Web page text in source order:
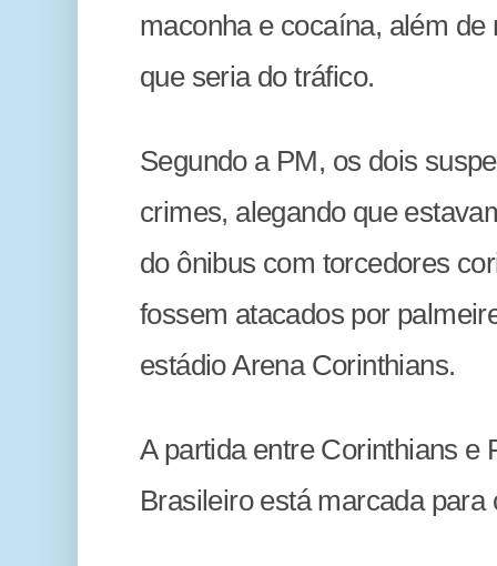
maconha e cocaína, além
que seria do tráfico.
Segundo a PM, os dois
crimes, alegando que
do ônibus com torcedores
fossem atacados por
estádio Arena Corinthians.
A partida entre Corinthians e
Brasileiro está marcada para